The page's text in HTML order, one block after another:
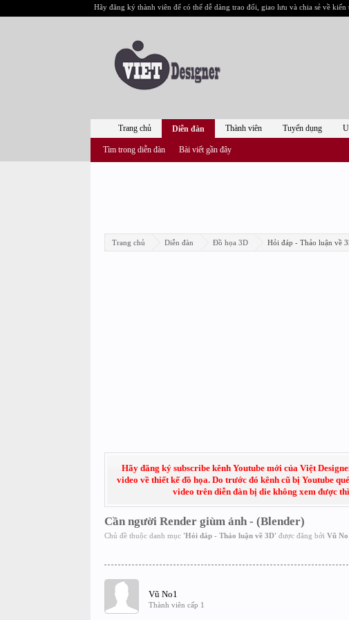
Hãy đăng ký thành viên để có thể dễ dàng trao đổi, giao lưu và chia sẻ về kiến
Trang chủ Diễn đàn Đồ họa 3D Hỏi đáp - Thảo luận về
Hãy đăng ký subscribe kênh Youtube mới của Việt
video về thiết kế đồ họa. Do trước đó kênh cũ bị Youtube
video trên diễn đàn bị die không xem được
Cần người Render giùm ảnh - (Blender)
Chủ đề thuộc danh mục 'Hỏi đáp - Thảo luận về 3D' được đăng bởi Vũ
Vũ No1
Thành viên cấp 1
Trang chủ Diễn đàn
Tìm trong diễn đàn Bài viết gần đây
Thành viên Tuyển dụng